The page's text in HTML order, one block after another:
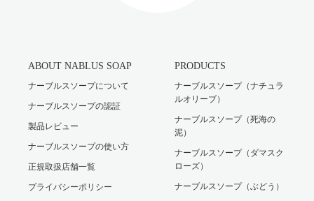
ABOUT NABLUS SOAP
ナーブルスソープについて
ナーブルスソープの認証
製品レビュー
ナーブルスソープの使い方
正規取扱店舗一覧
プライバシーポリシー
PRODUCTS
ナーブルスソープ（ナチュラ
ルオリーブ）
ナーブルスソープ（死海の
泥）
ナーブルスソープ（ダマスク
ローズ）
ナーブルスソープ（ぶどう）